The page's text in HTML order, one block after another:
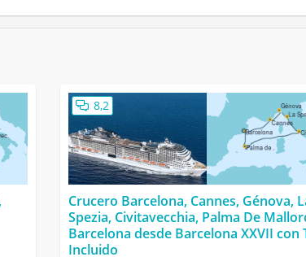
8,2
Crucero Barcelona, Cannes, Génova,
Spezia, Civitavecchia, Palma De
Barcelona desde Barcelona XXVII con
Incluido